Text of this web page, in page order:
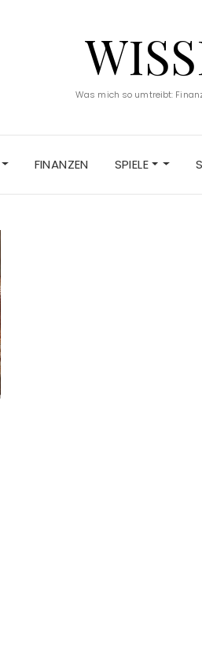
Was mich so umtreibt:
FINANZEN SPIELE